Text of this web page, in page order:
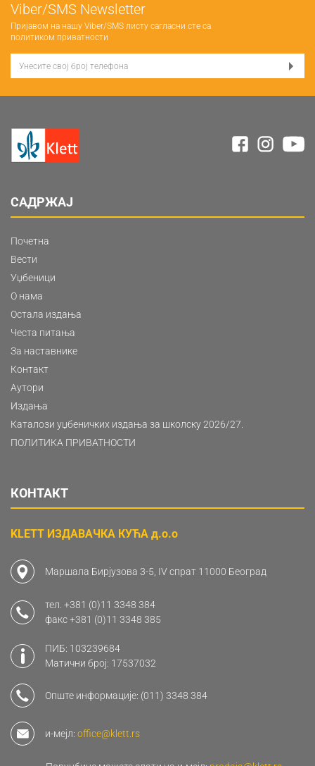
Viber/SMS Newsletter
Пријавом на нашу Viber/SMS листу сагласни сте са
политиком приватности
САДРЖАЈ
Почетна
Вести
Уџбеници
О нама
Остала издања
Честа питања
За наставнике
Контакт
Аутори
Издања
Каталози уџбеничких издања за школску 2026/27.
ПОЛИТИКА ПРИВАТНОСТИ
КОНТАКТ
KLETT ИЗДАВАЧКА КУЋА д.о.о
Маршала Бирјузова 3-5, IV спрат 11000 Београд
тел. +381 (0)11 3348 384
факс+381 (0)11 3348 385
ПИБ: 103239684
Матични број: 17537032
Опште информације: (011) 3348 384
и-мејл: office@klett.rs